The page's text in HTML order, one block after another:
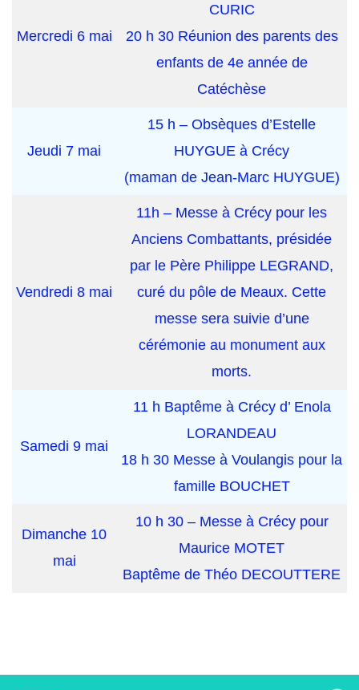
Mercredi 6 mai
CURIC
20 h 30 Réunion des parents des
enfants de 4e année de
Catéchèse
Jeudi 7 mai
15 h – Obsèques d’Estelle
HUYGUE à Crécy
(maman de Jean-Marc HUYGUE)
Vendredi 8 mai
11h – Messe à Crécy pour les
Anciens Combattants, présidée
par le Père Philippe LEGRAND,
curé du pôle de Meaux. Cette
messe sera suivie d’une
cérémonie au monument aux
morts.
Samedi 9 mai
11 h Baptême à Crécy d’ Enola
LORANDEAU
18 h 30 Messe à Voulangis pour la
famille BOUCHET
Dimanche 10
mai
10 h 30 – Messe à Crécy pour
Maurice MOTET
Baptême de Théo DECOUTTERE